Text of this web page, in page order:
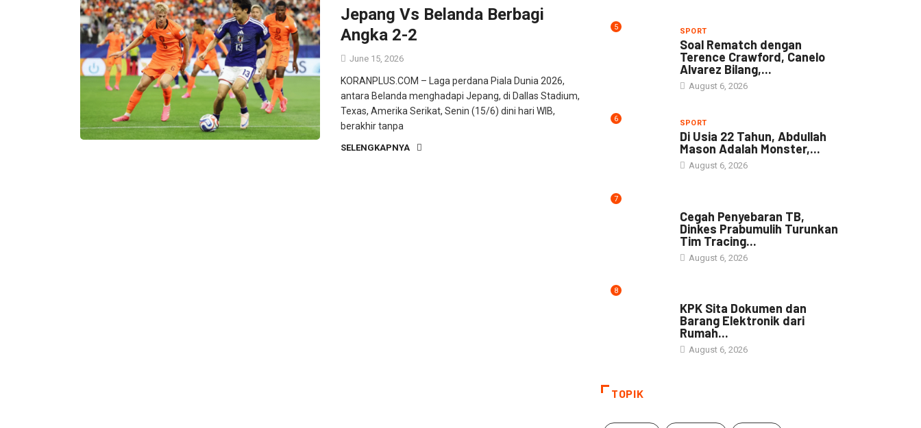
Jepang Vs Belanda Berbagi
Angka 2-2
June 15, 2026
KORANPLUS.COM – Laga perdana Piala Dunia 2026,
antara Belanda menghadapi Jepang, di Dallas Stadium,
Texas, Amerika Serikat, Senin (15/6) dini hari WIB,
berakhir tanpa
SELENGKAPNYA
5 SPORT
Soal Rematch dengan
Terence Crawford, Canelo
Alvarez Bilang,...
August 6, 2026
6 SPORT
Di Usia 22 Tahun, Abdullah
Mason Adalah Monster,...
August 6, 2026
7
Cegah Penyebaran TB,
Dinkes Prabumulih Turunkan
Tim Tracing...
August 6, 2026
8
KPK Sita Dokumen dan
Barang Elektronik dari
Rumah...
August 6, 2026
TOPIK